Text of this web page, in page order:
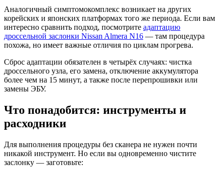
Аналогичный симптомокомплекс возникает на других
корейских и японских платформах того же периода. Если вам
интересно сравнить подход, посмотрите адаптацию
дроссельной заслонки Nissan Almera N16 — там процедура
похожа, но имеет важные отличия по циклам прогрева.
Сброс адаптации обязателен в четырёх случаях: чистка
дроссельного узла, его замена, отключение аккумулятора
более чем на 15 минут, а также после перепрошивки или
замены ЭБУ.
Что понадобится: инструменты и
расходники
Для выполнения процедуры без сканера не нужен почти
никакой инструмент. Но если вы одновременно чистите
заслонку — заготовьте: